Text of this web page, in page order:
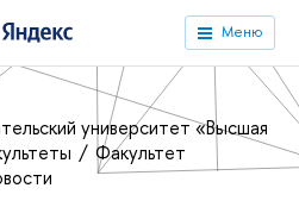
Меню
университет «Высшая
Факультет